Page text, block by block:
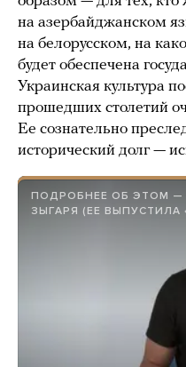
на азербайджанском
на белорусском, на
будет обеспечена
Украинская культура
прошедших столетий
Ее сознательно
исторический долг —
ПОДРОБНЕЕ ОБ ЭТОМ —
ЗЫГАРЯ (ЕЕ ВЫПУСТИЛА